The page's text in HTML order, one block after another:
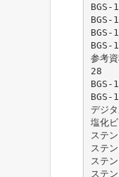
BGS-
BGS-
BGS-
BGS-
参考
28
BGS-
BGS-
デジ
塩化
ステ
ステ
ステ
ステ